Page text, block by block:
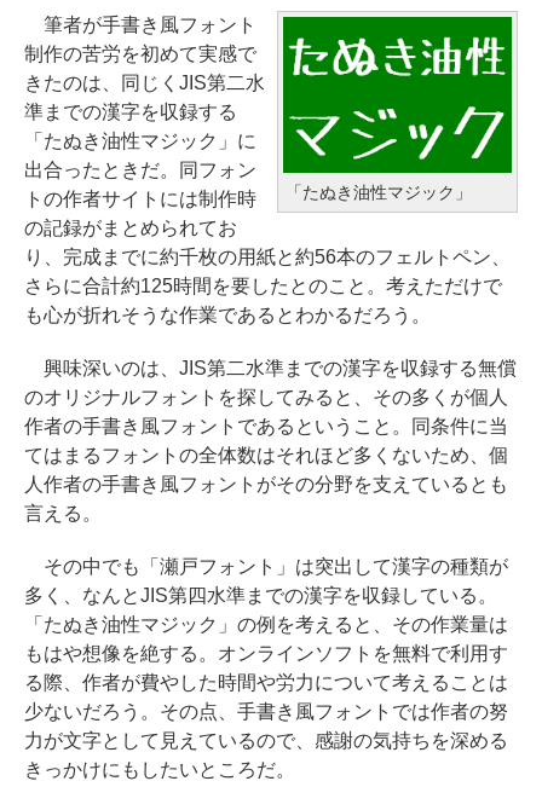
「たぬき油性マジック」
筆者が手書き風フォント
制作の苦労を初めて実感で
きたのは、同じくJIS第二水
準までの漢字を収録する
「たぬき油性マジック」に
出合ったときだ。同フォン
トの作者サイトには制作時
の記録がまとめられてお
り、完成までに約千枚の用紙と約56本のフェルトペン、
さらに合計約125時間を要したとのこと。考えただけで
も心が折れそうな作業であるとわかるだろう。
興味深いのは、JIS第二水準までの漢字を収録する無償
のオリジナルフォントを探してみると、その多くが個人
作者の手書き風フォントであるということ。同条件に当
てはまるフォントの全体数はそれほど多くないため、個
人作者の手書き風フォントがその分野を支えているとも
言える。
その中でも「瀬戸フォント」は突出して漢字の種類が
多く、なんとJIS第四水準までの漢字を収録している。
「たぬき油性マジック」の例を考えると、その作業量は
もはや想像を絶する。オンラインソフトを無料で利用す
る際、作者が費やした時間や労力について考えることは
少ないだろう。その点、手書き風フォントでは作者の努
力が文字として見えているので、感謝の気持ちを深める
きっかけにもしたいところだ。